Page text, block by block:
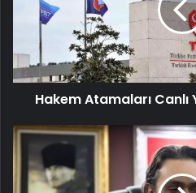
Belirlenecek
Hakem Atamaları Canlı
TKİ'den
Sürdürülebilir